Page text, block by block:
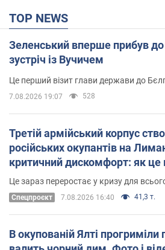
TOP NEWS
Зеленський вперше прибув до
зустріч із Вучичем
Це перший візит глави держави
7.08.2026 19:07 528
Третій армійський корпус
російських окупантів на
критичний дискомфорт: як це
Це зараз переростає у кризу для
Cпецпроєкт 7.08.2026 16:40 41,3 т.
В окупованій Ялті прогриміли